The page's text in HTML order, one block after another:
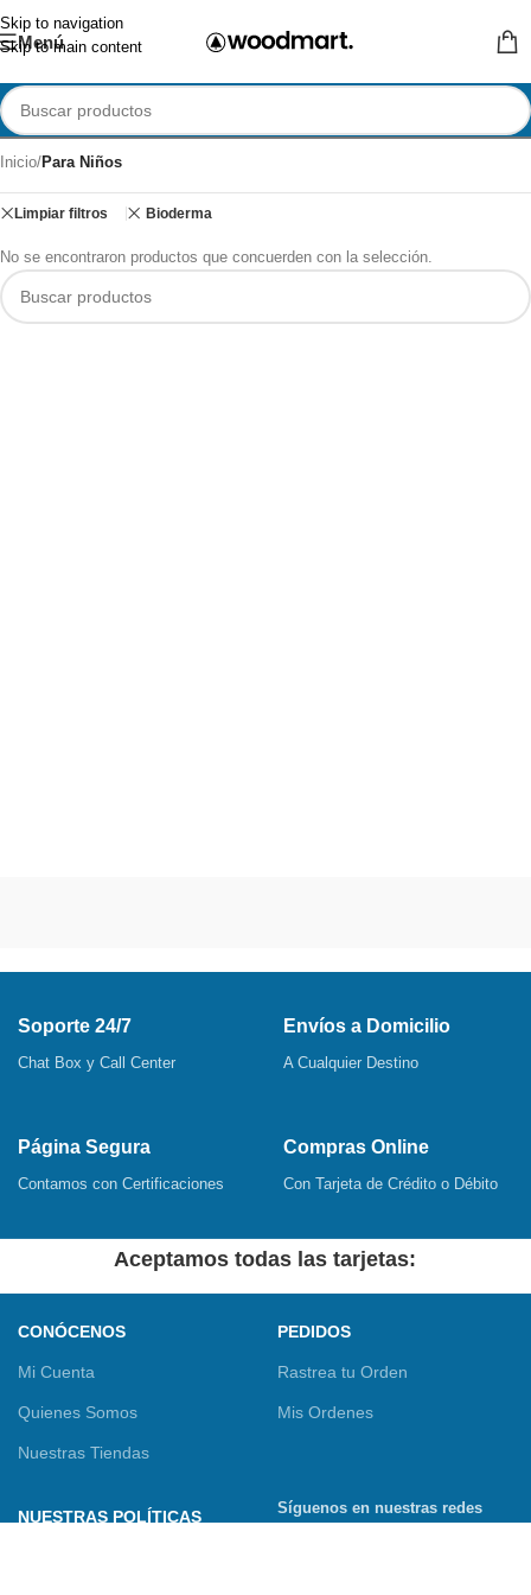
Skip to navigation
Skip to main content
Menú
Inicio/Para Niños
Limpiar filtros Bioderma
No se encontraron productos que concuerden con la selección.
Soporte 24/7
Chat Box y Call Center
Envíos a Domicilio
A Cualquier Destino
Página Segura
Contamos con Certificaciones
Compras Online
Con Tarjeta de Crédito o Débito
Aceptamos todas las tarjetas:
CONÓCENOS
Mi Cuenta
Quienes Somos
Nuestras Tiendas
PEDIDOS
Rastrea tu Orden
Mis Ordenes
NUESTRAS POLÍTICAS
Síguenos en nuestras redes